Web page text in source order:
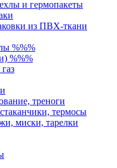
и гермопакеты
из ПВХ-ткани
%%%
%%%
треноги
термосы
миски, тарелки